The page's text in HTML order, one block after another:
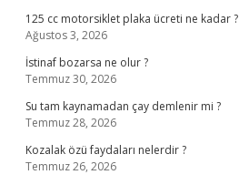
125 cc motorsiklet plaka ücreti ne kadar ?
Ağustos 3, 2026
İstinaf bozarsa ne olur ?
Temmuz 30, 2026
Su tam kaynamadan çay demlenir mi ?
Temmuz 28, 2026
Kozalak özü faydaları nelerdir ?
Temmuz 26, 2026